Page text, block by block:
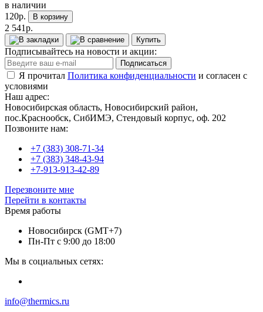
в наличии
120р.
В корзину
2 541р.
Купить
Подписывайтесь на новости и акции:
Подписаться
Я прочитал Политика конфиденциальности и согласен с
условиями
Наш адрес:
Новосибирская область, Новосибирский район,
пос.Краснообск, СибИМЭ, Стендовый корпус, оф. 202
Позвоните нам:
+7 (383) 308-71-34
+7 (383) 348-43-94
+7-913-913-42-89
Перезвоните мне
Перейти в контакты
Время работы
Новосибирск (GMT+7)
Пн-Пт с 9:00 до 18:00
Мы в социальных сетях:
info@thermics.ru